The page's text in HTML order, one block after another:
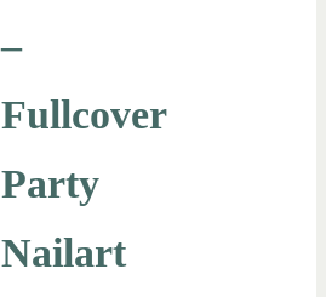
–
Fullcover
Party
Nailart